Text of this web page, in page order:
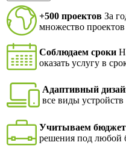
+500 проектов За
множество проектов
Соблюдаем сроки
оказать услугу в
Адаптивный
все виды устройств
Учитываем бюджет
решения под любой